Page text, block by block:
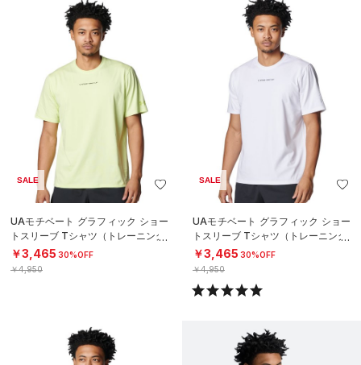
SALE
UAモチベート グラフィック ショー
トスリーブ Tシャツ（トレーニング/
MEN）
￥3,465 30%OFF
￥4,950
SALE
UAモチベート グラフィック ショー
トスリーブ Tシャツ（トレーニング/
MEN）
￥3,465 30%OFF
￥4,950